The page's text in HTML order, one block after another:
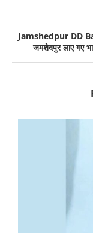
Jamshedpur DD
जमशेदपुर लाए गए